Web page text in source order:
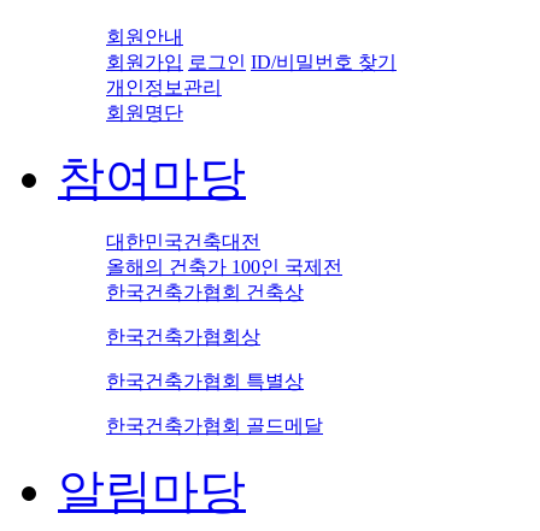
회원안내
회원가입 로그인 ID/비밀번호 찾기
개인정보관리
회원명단
참여마당
대한민국건축대전
올해의 건축가 100인 국제전
한국건축가협회 건축상
한국건축가협회상
한국건축가협회 특별상
한국건축가협회 골드메달
알림마당